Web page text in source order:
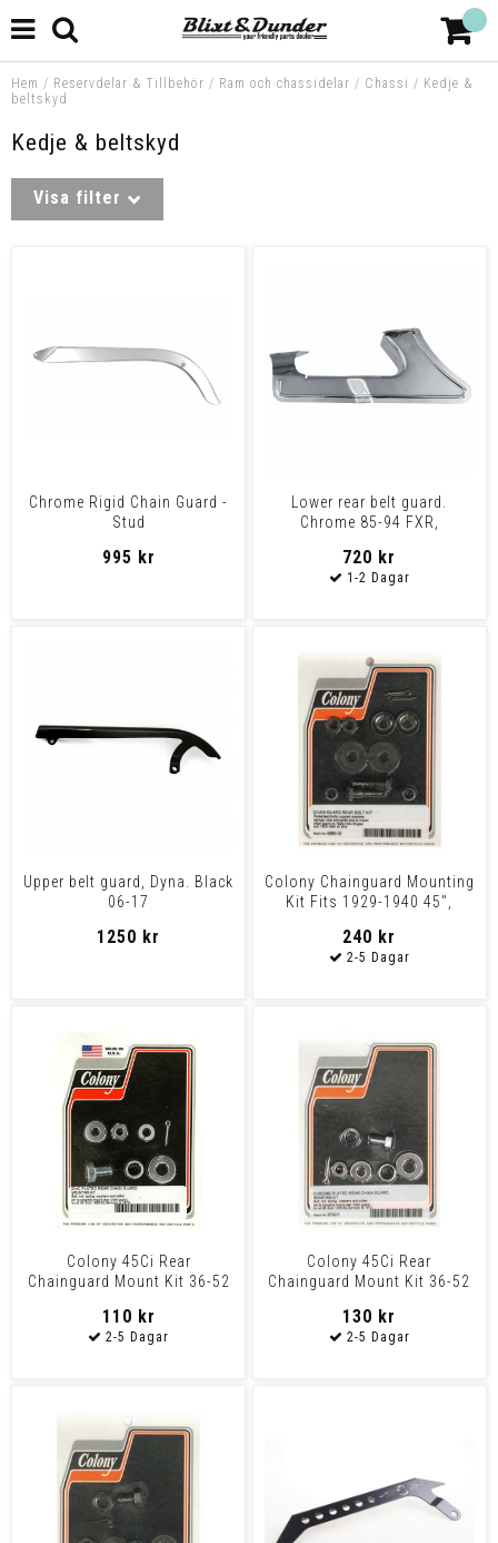
Hem / Reservdelar & Tillbehör / Ram och chassidelar / Chassi / Kedje &
beltskyd
Kedje & beltskyd
Visa filter
Chrome Rigid Chain Guard -
Stud
995 kr
Lower rear belt guard.
Chrome 85-94 FXR,
model
720 kr
Upper belt guard, Dyna. Black
06-17
1250 kr
Colony Chainguard Mounting
Kit Fits 1929-1940 45",
240 kr
Colony 45Ci Rear
Chainguard Mount Kit 36-52
110 kr
Colony 45Ci Rear
Chainguard Mount Kit 36-52
130 kr